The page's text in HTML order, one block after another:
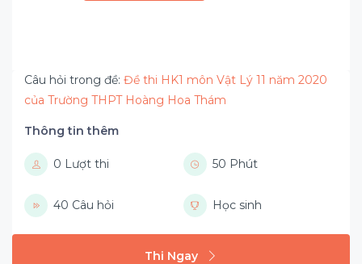
Câu hỏi trong đề: Đề thi HK1 môn Vật Lý 11 năm 2020
của Trường THPT Hoàng Hoa Thám
Thông tin thêm
0 Lượt thi 50 Phút
40 Câu hỏi Học sinh
Thi Ngay